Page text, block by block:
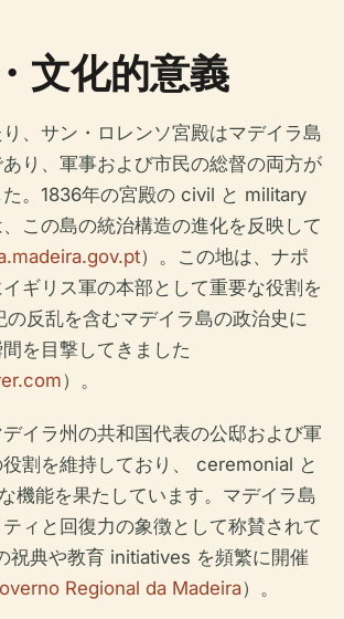
文化的意義
、サン・ロレンソ宮殿はマデイラ島
り、軍事および市民の総督の両方が
。1836年の宮殿の civil と military
この島の統治構造の進化を反映して
）。この地は、ナポ
ギリス軍の本部として重要な役割を
反乱を含むマデイラ島の政治史に
を目撃してきました
）。
イラ州の共和国代表の公邸および軍
割を維持しており、 ceremonial と
機能を果たしています。マデイラ島
ィと回復力の象徴として称賛されて
祝典や教育 initiatives を頻繁に開催
Regional da Madeira）。